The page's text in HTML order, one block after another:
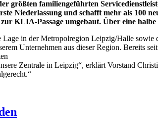
größten familiengeführten
Niederlassung und schafft mehr als 100
KLIA-Passage umgebaut. Über eine
Lage in der Metropolregion Leipzig/Halle
Unternehmen aus dieser Region. Bereits
Zentrale in Leipzig“, erklärt Vorstand